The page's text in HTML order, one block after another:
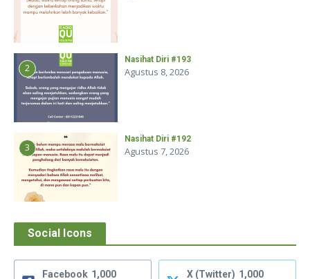
2
Nasihat Diri #193
Agustus 8, 2026
3
Nasihat Diri #192
Agustus 7, 2026
Social Icons
Facebook 1,000 X (Twitter) 1,000